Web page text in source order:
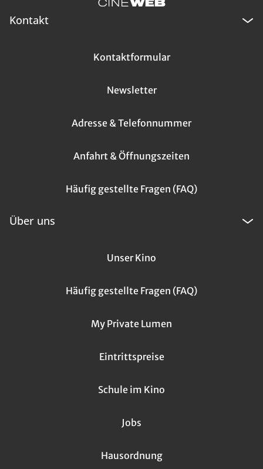
Kontakt
Kontaktformular
Newsletter
Adresse & Telefonnummer
Anfahrt & Öffnungszeiten
Häufig gestellte Fragen (FAQ)
Über uns
Unser Kino
Häufig gestellte Fragen (FAQ)
My Private Lumen
Eintrittspreise
Schule im Kino
Jobs
Hausordnung